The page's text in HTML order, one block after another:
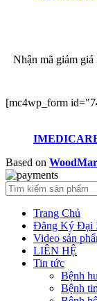
Nhận mã giảm
[mc4wp_form
Based on
Trang Chủ
Đăng Ký Đại
Video sản
LIÊN HỆ
Tin tức
Bệnh
Bệnh